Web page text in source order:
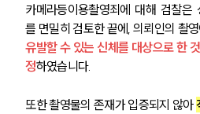
카메라등이용촬영죄에 대해 검찰은
를 면밀히 검토한 끝에, 의뢰인의 촬영
유발할 수 있는 신체를 대상으로 한
정하였습니다.
또한 촬영물의 존재가 입증되지 않아